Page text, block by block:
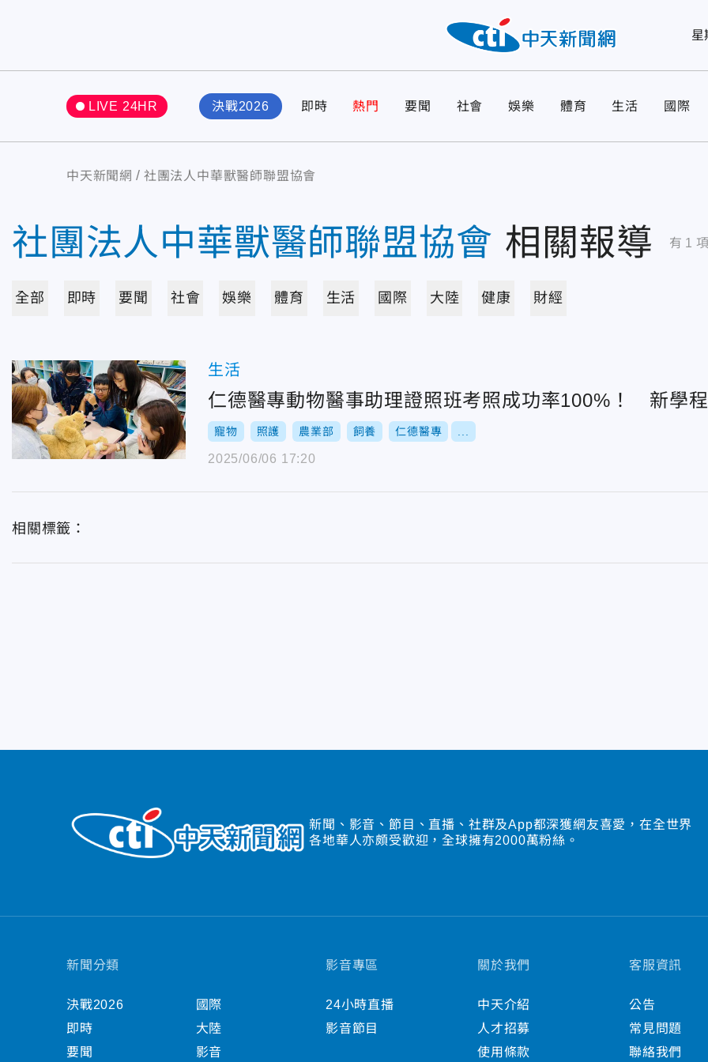
星
LIVE 24HR 決戰2026 即時 熱門 要聞 社會 娛樂 體育 生活 國際
中天新聞網 社團法人中華獸醫師聯盟協會
社團法人中華獸醫師聯盟協會 相關報導 有 1
全部 即時 要聞 社會 娛樂 體育 生活 國際 大陸 健康 財經
生活
仁德醫專動物醫事助理證照班考照成功率100%！ 新學
寵物 照護 農業部 飼養 仁德醫專
2025/06/06 17:20
相關標籤：
新聞、影音、節目、直播、社群及App都深獲網友喜愛，在全世界
各地華人亦頗受歡迎，全球擁有2000萬粉絲。
新聞分類
決戰2026
即時
要聞
國際
大陸
影音
影音專區
24小時直播
影音節目
關於我們
中天介紹
人才招募
使用條款
客服資訊
公告
常見問題
聯絡我們